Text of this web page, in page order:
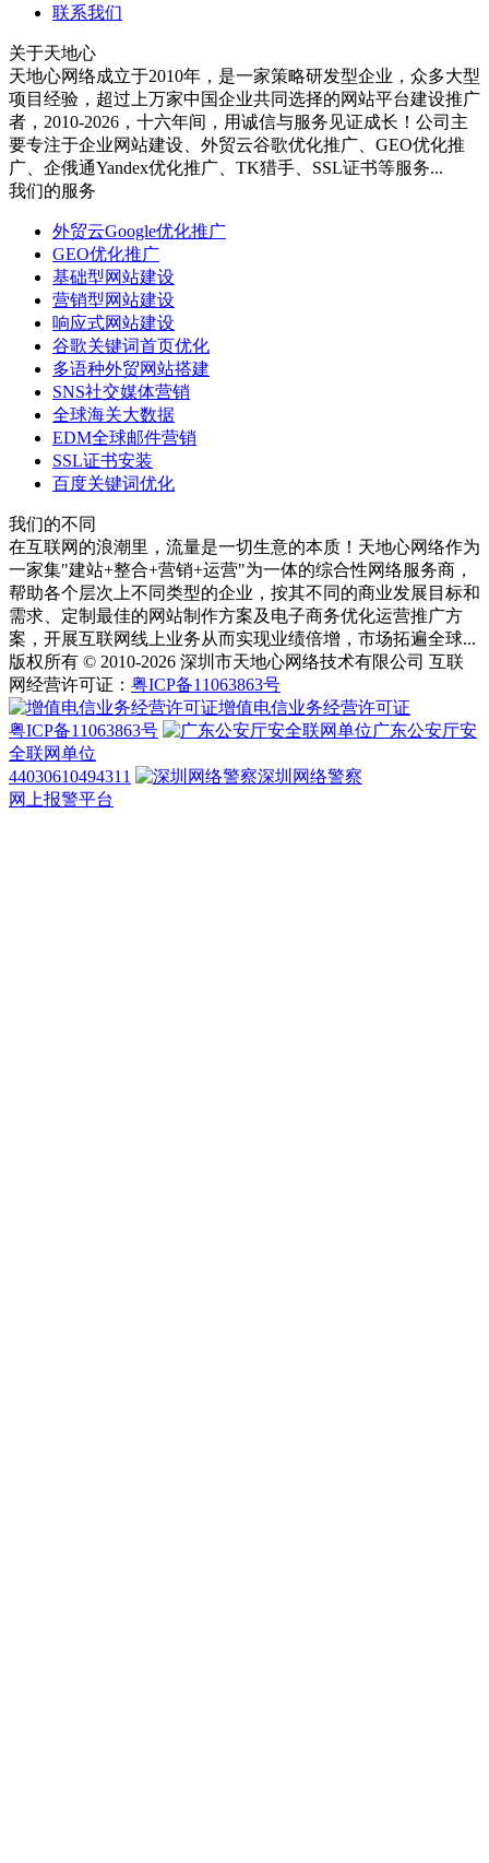
联系我们
关于天地心
天地心网络成立于2010年，是一家策略研发型企业，众多大型
项目经验，超过上万家中国企业共同选择的网站平台建设推广
者，2010-2026，十六年间，用诚信与服务见证成长！公司主
要专注于企业网站建设、外贸云谷歌优化推广、GEO优化推
广、企俄通Yandex优化推广、TK猎手、SSL证书等服务...
我们的服务
外贸云Google优化推广
GEO优化推广
基础型网站建设
营销型网站建设
响应式网站建设
谷歌关键词首页优化
多语种外贸网站搭建
SNS社交媒体营销
全球海关大数据
EDM全球邮件营销
SSL证书安装
百度关键词优化
我们的不同
在互联网的浪潮里，流量是一切生意的本质！天地心网络作为
一家集"建站+整合+营销+运营"为一体的综合性网络服务商，
帮助各个层次上不同类型的企业，按其不同的商业发展目标和
需求、定制最佳的网站制作方案及电子商务优化运营推广方
案，开展互联网线上业务从而实现业绩倍增，市场拓遍全球...
版权所有 © 2010-2026 深圳市天地心网络技术有限公司 互联
网经营许可证： 粤ICP备11063863号
增值电信业务经营许可证
粤ICP备11063863号
广东公安厅安
全联网单位
44030610494311
深圳网络警察
网上报警平台